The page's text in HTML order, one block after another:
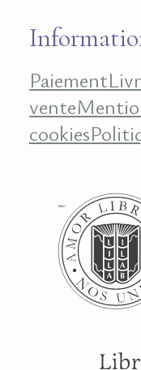
Paiement
vente
cookies